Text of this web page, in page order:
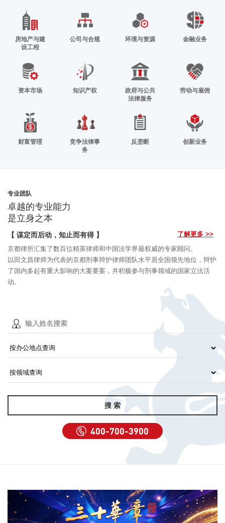
房地产与建
设工程
公司与合规 环境与资源 金融业务
资本市场 知识产权
政府与公共
法律服务
劳动与雇佣
财富管理
竞争法律事
务
反垄断 创新业务
专业团队
卓越的专业能力
是立身之本
了解更多 >>
【 谋定而后动，知止而有得 】
京都律所汇集了数百位精英律师和中国法学界最权威的专家顾问。
以田文昌律师为代表的京都刑事辩护律师团队水平居全国领先地位，辩护
了国内多起有重大影响的大案要案，并积极参与刑事领域的国家立法活
动。
400-700-3900